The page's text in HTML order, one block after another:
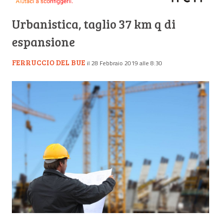
Urbanistica, taglio 37 km q di
espansione
FERRUCCIO DEL BUE il 28 Febbraio 2019 alle 8:30